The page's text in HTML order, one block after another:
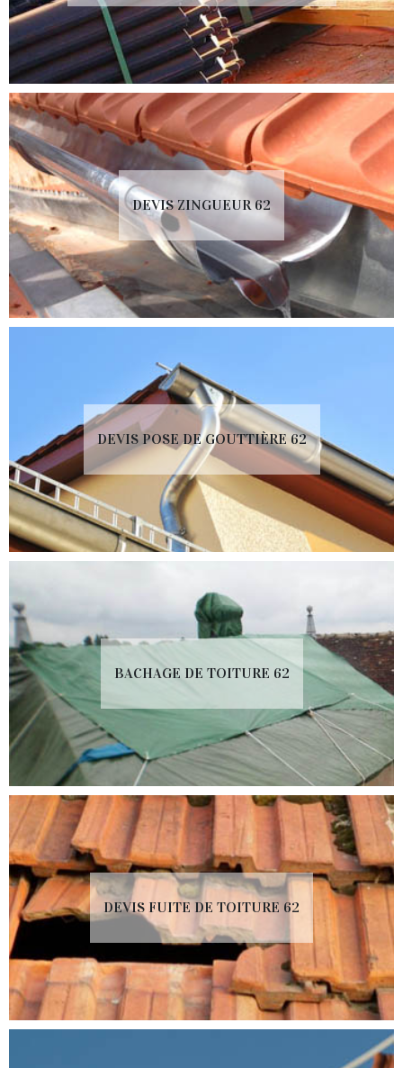
DEVIS ZINGUEUR 62
DEVIS POSE DE GOUTTIÈRE 62
BACHAGE DE TOITURE 62
DEVIS FUITE DE TOITURE 62